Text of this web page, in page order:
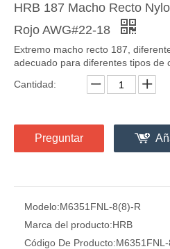
HRB 187 Macho Recto
Rojo AWG#22-18
Extremo macho recto 187,
adecuado para diferentes tipos de
Cantidad:
Preguntar
Modelo:M6351FNL-8(8)-R
Marca del producto:HRB
Código De Producto: